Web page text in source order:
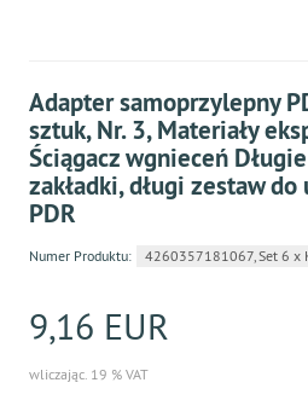
Adapter samoprzylepny
sztuk, Nr. 3, Materiały
Ściągacz wgnieceń
zakładki, długi zestaw
PDR
Numer Produktu: 4260357181067, Set 6 x
9,16 EUR
wliczając. 19 % VAT